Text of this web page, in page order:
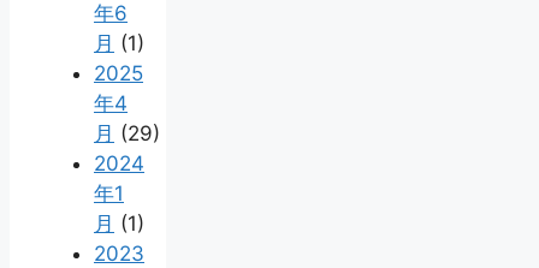
年6
月 (1)
2025
年4
月 (29)
2024
年1
月 (1)
2023